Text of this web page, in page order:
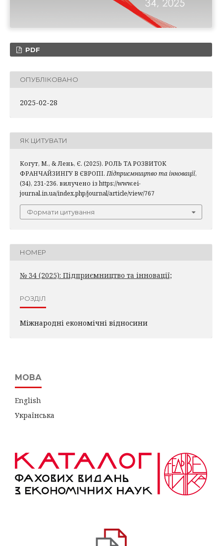
PDF
ОПУБЛІКОВАНО
2025-02-28
ЯК ЦИТУВАТИ
Когут, М., & Лень, Є. (2025). РОЛЬ ТА РОЗВИТОК
ФРАНЧАЙЗИНГУ В ЄВРОПІ. Підприємництво та інновації,
(34), 231-236. вилучено із https://www.ei-
journal.in.ua/index.php/journal/article/view/767
Формати цитування
НОМЕР
№ 34 (2025): Підприємництво та інновації;
РОЗДІЛ
Міжнародні економічні відносини
МОВА
English
Українська